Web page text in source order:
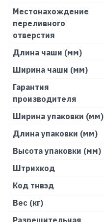
Местонахождение
переливного
отверстия
Длина чаши (мм)
Ширина чаши (мм)
Гарантия
производителя
Ширина упаковки (мм)
Длина упаковки (мм)
Высота упаковки (мм)
Штрихкод
Код тнвэд
Вес (кг)